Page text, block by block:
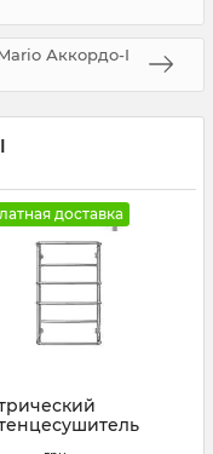
Аккордо-I
доставка